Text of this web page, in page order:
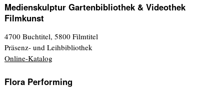
Medienskulptur Gartenbibliothek & Videothek
Filmkunst
4700 Buchtitel, 5800 Filmtitel
Präsenz- und Leihbibliothek
Online-Katalog
Flora Performing